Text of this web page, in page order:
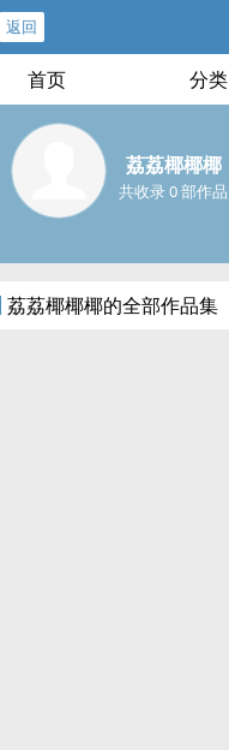
返回
首页 分类
荔荔椰椰椰
共收录 0 部作品
荔荔椰椰椰的全部作品集